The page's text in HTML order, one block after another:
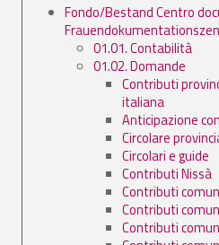
Fondo/Bestand Centro
01.01. Contabilità
01.02. Domande
Contributi
italiana
Anticipazione
Circolare
Circolari e guide
Contributi Nissà
Contributi
Contributi
Contributi